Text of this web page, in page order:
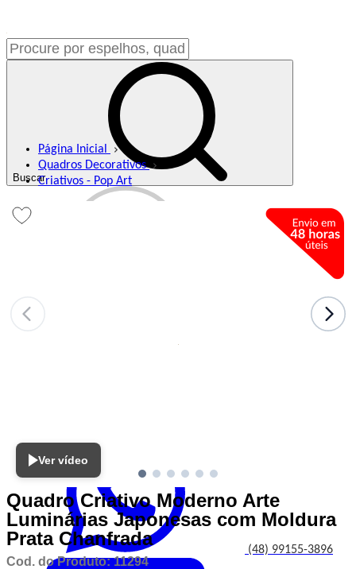
Buscar
Meus Favoritos
(48) 99155-3896
Página Inicial
Quadros Decorativos
Criativos - Pop Art
Ver vídeo
Quadro Criativo Moderno Arte
Luminárias Japonesas com Moldura
Prata Chanfrada
Cod. do Produto: 11294